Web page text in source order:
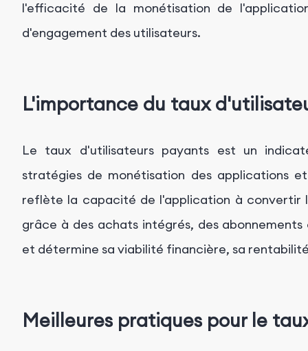
l'efficacité de la monétisation de
d'engagement des utilisateurs.
L'importance du taux
Le taux d'utilisateurs payants est un
stratégies de monétisation des applications
reflète la capacité de l'application à convertir
grâce à des achats intégrés, des
et détermine sa viabilité financière, sa
Meilleures pratiques pour le